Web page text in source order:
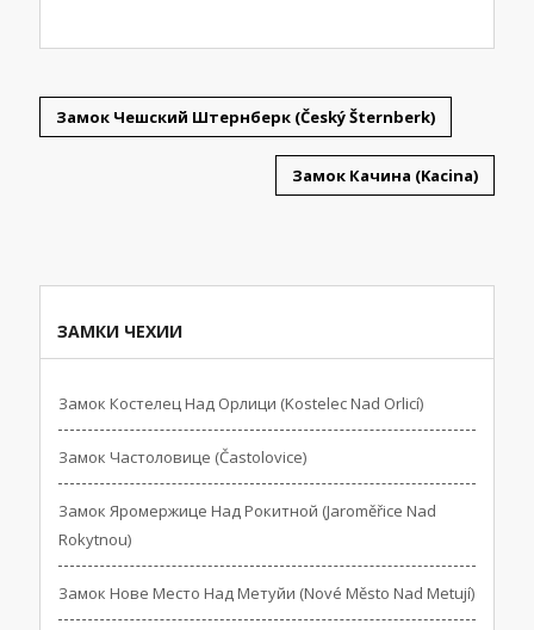
Замок Чешский Штернберк (Český Šternberk)
Замок Качина (Kacina)
ЗАМКИ ЧЕХИИ
Замок Костелец Над Орлици (Kostelec Nad Orlicí)
Замок Частоловице (Častolovice)
Замок Яромержице Над Рокитной (Jaroměřice Nad
Rokytnou)
Замок Нове Место Над Метуйи (Nové Město Nad Metují)